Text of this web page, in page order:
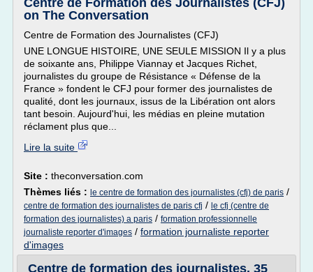
Centre de Formation des Journalistes (CFJ)
on The Conversation
Centre de Formation des Journalistes (CFJ)
UNE LONGUE HISTOIRE, UNE SEULE MISSION Il y a plus
de soixante ans, Philippe Viannay et Jacques Richet,
journalistes du groupe de Résistance « Défense de la
France » fondent le CFJ pour former des journalistes de
qualité, dont les journaux, issus de la Libération ont alors
tant besoin. Aujourd'hui, les médias en pleine mutation
réclament plus que...
Lire la suite
Site : theconversation.com
Thèmes liés : le centre de formation des journalistes (cfj) de paris /
centre de formation des journalistes de paris cfj / le cfj (centre de
formation des journalistes) a paris / formation professionnelle
journaliste reporter d'images / formation journaliste reporter
d'images
Centre de formation des journalistes, 35